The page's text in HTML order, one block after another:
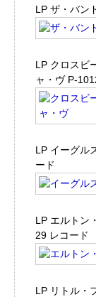
LP ザ・バン
LP クロスビ
ャ・ヴ P-
LP イーグル
ード
LP エルトン
29 レコード
LP リトル・